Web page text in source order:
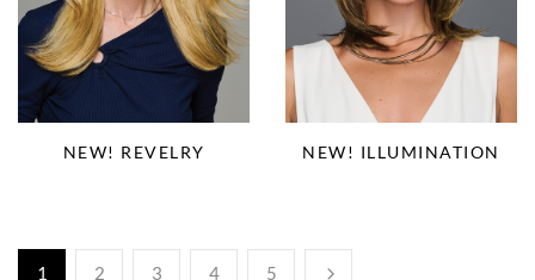
NEW! REVELRY NEW! ILLUMINATION
1 2 3 4 5